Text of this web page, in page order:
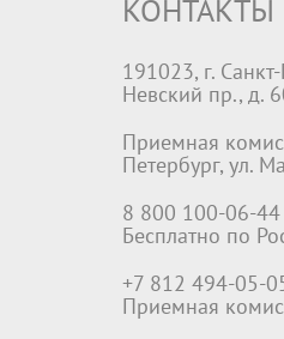
КОНТАКТЫ
191023, г.
Невский пр., д.
Приемная
Петербург, ул.
8 800 100-06-44
Бесплатно по
+7 812 494-05-
Приемная